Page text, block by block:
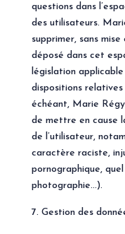
questions dans
des utilisateurs.
supprimer, sans
déposé dans cet
législation
dispositions
échéant, Marie
de mettre en cause
de l’utilisateur,
caractère raciste,
pornographique,
photographie…).
Gestion des